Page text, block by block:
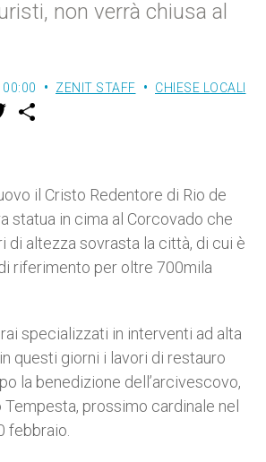
non verrà chiusa al
00:00 ZENIT STAFF CHIESE LOCALI
w
r
il Cristo Redentore di Rio de
statua in cima al Corcovado che
di altezza sovrasta la città, di cui è
riferimento per oltre 700mila
specializzati in interventi ad alta
questi giorni i lavori di restauro
la benedizione dell’arcivescovo,
Tempesta, prossimo cardinale nel
febbraio.